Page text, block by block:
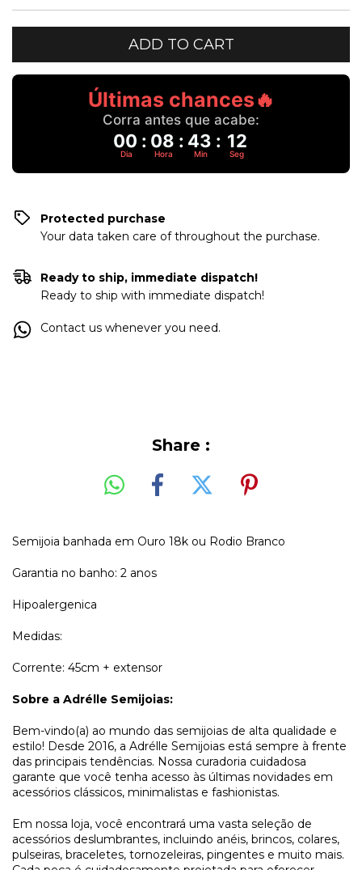
Últimas chances🔥
Corra antes que acabe:
00 : 08 : 43 : 12
Dia Hora Min Seg
Protected purchase
Your data taken care of throughout the purchase.
Ready to ship, immediate dispatch!
Ready to ship with immediate dispatch!
Contact us whenever you need.
Share :
Semijoia banhada em Ouro 18k ou Rodio Branco
Garantia no banho: 2 anos
Hipoalergenica
Medidas:
Corrente: 45cm + extensor
Sobre a Adrélle Semijoias:
Bem-vindo(a) ao mundo das semijoias de alta qualidade e
estilo! Desde 2016, a Adrélle Semijoias está sempre à frente
das principais tendências. Nossa curadoria cuidadosa
garante que você tenha acesso às últimas novidades em
acessórios clássicos, minimalistas e fashionistas.
Em nossa loja, você encontrará uma vasta seleção de
acessórios deslumbrantes, incluindo anéis, brincos, colares,
pulseiras, braceletes, tornozeleiras, pingentes e muito mais.